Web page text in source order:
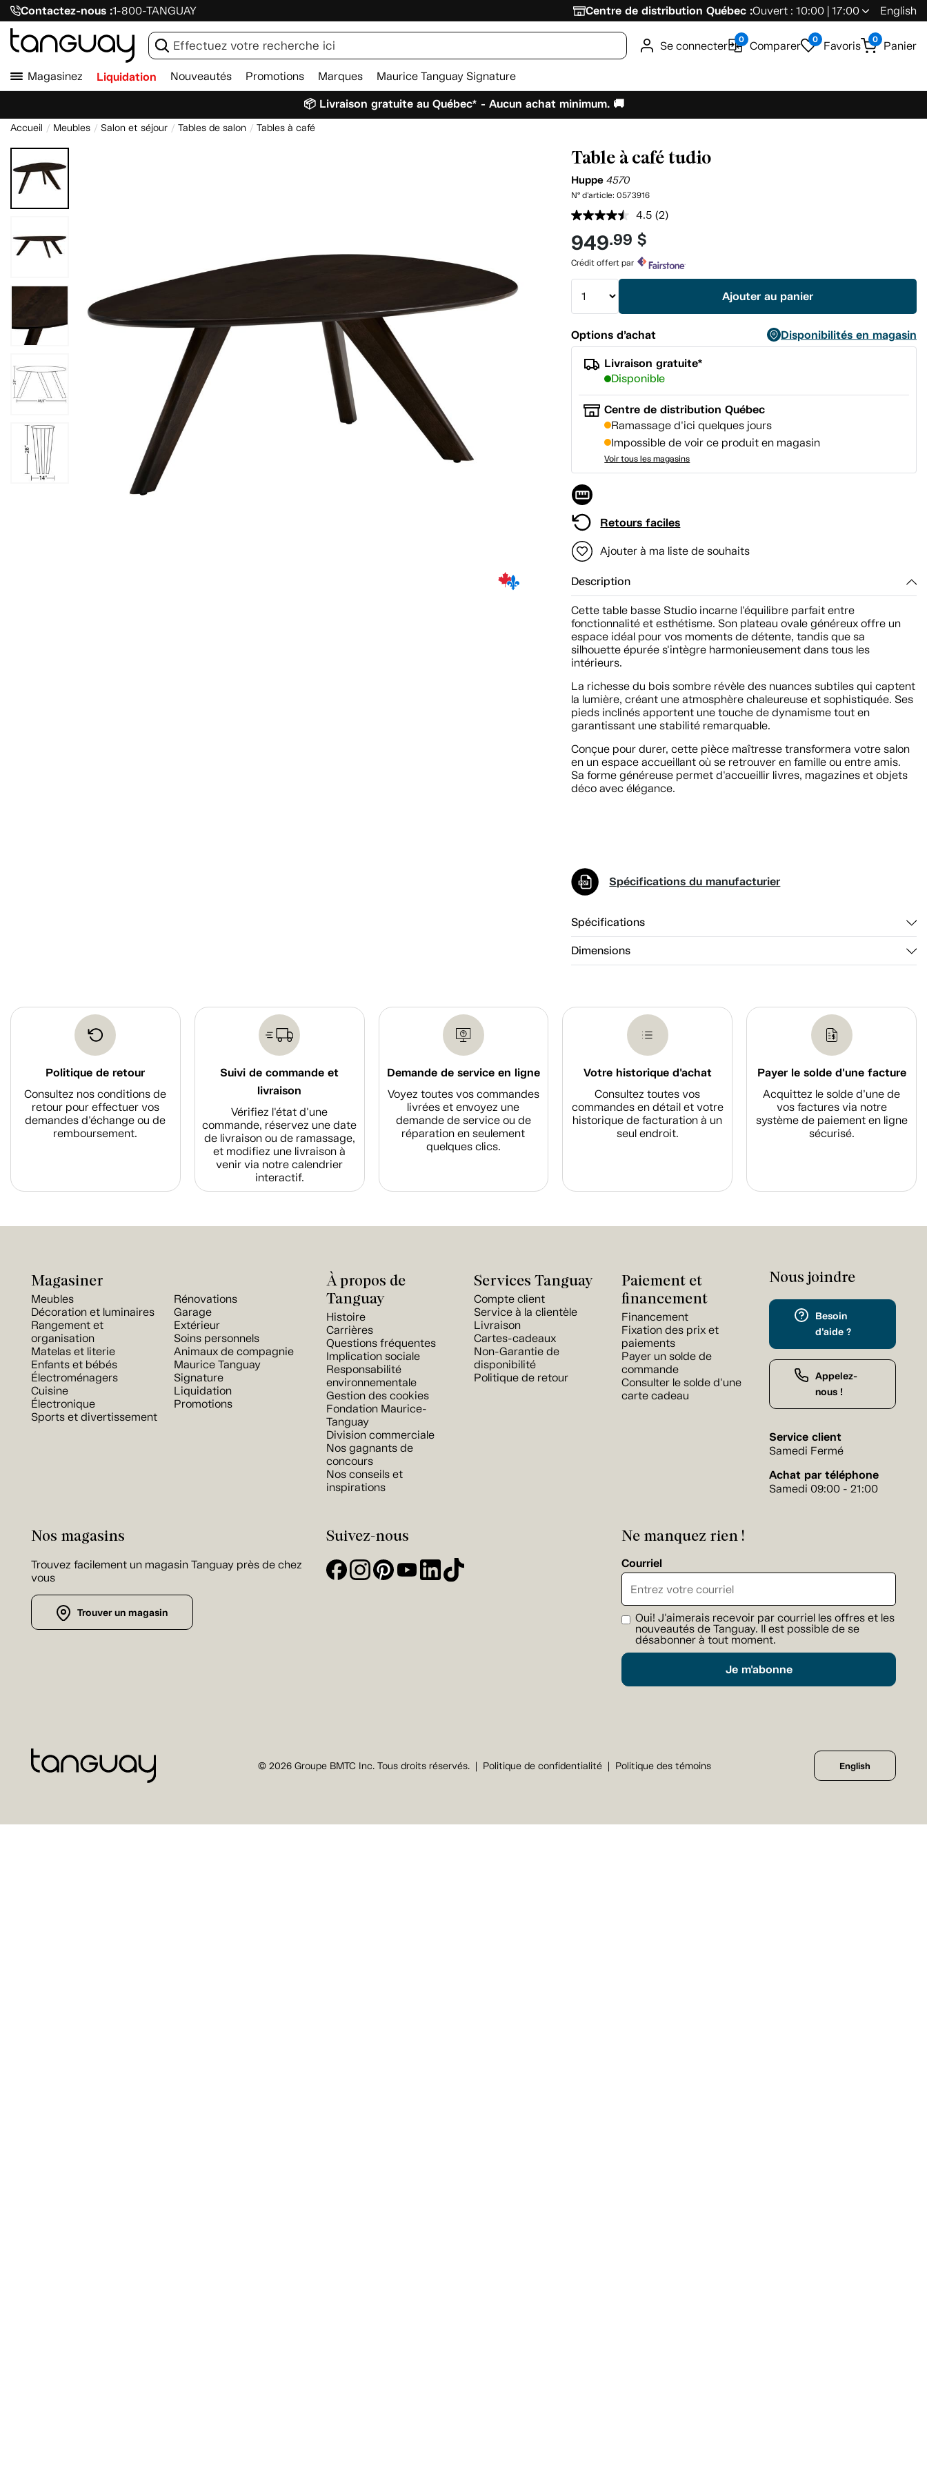
Contactez-nous :1-800-TANGUAY Centre de distribution Québec :Ouvert : 10:00 | 17:00 English
Se connecter 0 Comparer 0 Favoris 0 Panier
Magasinez Liquidation Nouveautés Promotions Marques Maurice Tanguay Signature
📦 Livraison gratuite au Québec* - Aucun achat minimum. 🚚
Accueil Meubles Salon et séjour Tables de salon Tables à café
Table à café tudio
Huppe4570
N° d'article:0573916
4.5 Lire
Lien
(2)
949.99 $
Crédit offert par
Ajouter au panier
Options d’achat
Disponibilités en magasin
Livraison gratuite*
Disponible
Centre de distribution Québec
Ramassage d'ici quelques jours
Impossible de voir ce produit en magasin
Voir tous les magasins
Retours faciles
Ajouter à ma liste de souhaits
Description
Cette table basse Studio incarne l'équilibre parfait entre
fonctionnalité et esthétisme. Son plateau ovale généreux offre un
espace idéal pour vos moments de détente, tandis que sa
silhouette épurée s'intègre harmonieusement dans tous les
intérieurs.
La richesse du bois sombre révèle des nuances subtiles qui captent
la lumière, créant une atmosphère chaleureuse et sophistiquée. Ses
pieds inclinés apportent une touche de dynamisme tout en
garantissant une stabilité remarquable.
Conçue pour durer, cette pièce maîtresse transformera votre salon
en un espace accueillant où se retrouver en famille ou entre amis.
Sa forme généreuse permet d'accueillir livres, magazines et objets
déco avec élégance.
Spécifications du manufacturier
Spécifications
Dimensions
Politique de retour
Consultez nos conditions de
retour pour effectuer vos
demandes d'échange ou de
remboursement.
Suivi de commande et
livraison
Vérifiez l'état d'une
commande, réservez une date
de livraison ou de ramassage,
et modifiez une livraison à
venir via notre calendrier
interactif.
Demande de service en ligne
Voyez toutes vos commandes
livrées et envoyez une
demande de service ou de
réparation en seulement
quelques clics.
Votre historique d'achat
Consultez toutes vos
commandes en détail et votre
historique de facturation à un
seul endroit.
Payer le solde d'une facture
Acquittez le solde d’une de
vos factures via notre
système de paiement en ligne
sécurisé.
Magasiner
Meubles
Décoration et luminaires
Rangement et
organisation
Matelas et literie
Enfants et bébés
Électroménagers
Cuisine
Électronique
Sports et divertissement
Rénovations
Garage
Extérieur
Soins personnels
Animaux de compagnie
Maurice Tanguay
Signature
Liquidation
Promotions
À propos de
Tanguay
Histoire
Carrières
Questions fréquentes
Implication sociale
Responsabilité
environnementale
Gestion des cookies
Fondation Maurice-
Tanguay
Division commerciale
Nos gagnants de
concours
Nos conseils et
inspirations
Services Tanguay
Compte client
Service à la clientèle
Livraison
Cartes-cadeaux
Non-Garantie de
disponibilité
Politique de retour
Paiement et
financement
Financement
Fixation des prix et
paiements
Payer un solde de
commande
Consulter le solde d'une
carte cadeau
Nous joindre
Besoin
d'aide ?
Appelez-
nous !
Service client
Samedi Fermé
Achat par téléphone
Samedi 09:00 - 21:00
Nos magasins
Trouvez facilement un magasin Tanguay près de chez
vous
Trouver un magasin
Suivez-nous Ne manquez rien !
Courriel
Oui! J'aimerais recevoir par courriel les offres et les
nouveautés de Tanguay. Il est possible de se
désabonner à tout moment.
Je m'abonne
© 2026 Groupe BMTC Inc. Tous droits réservés. Politique de confidentialité Politique des témoins English